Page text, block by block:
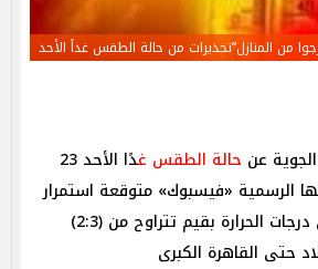
من المنازل”تحذيرات من حالة الطقس غداً الأحد
عن حالة الطقس غ
دًا الأحد 23
صفحتها الرسمية «فيسبوك» متوقعة استمرار
الارتفاع التدريجي في درجات الحرارة بقيم تتراوح من (2:3)
حتى القاهرة الكبرى